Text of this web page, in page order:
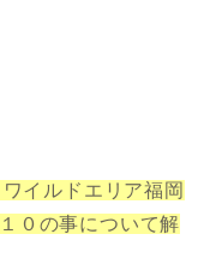
イルドエリア福岡
０の事について解